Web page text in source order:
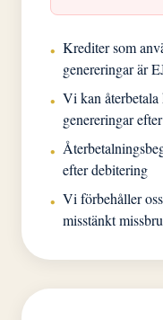
• Krediter som
genereringar är
• Vi kan
genereringar
•
efter debitering
• Vi förbehåller
misstänkt